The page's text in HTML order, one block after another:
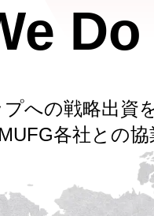
Do
への戦略出資
MUFG各社との